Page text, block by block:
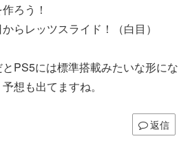
ろう！
らレッツスライド！（白目）
PS5には標準搭載みたいな形にな
想も出てますね。
返信